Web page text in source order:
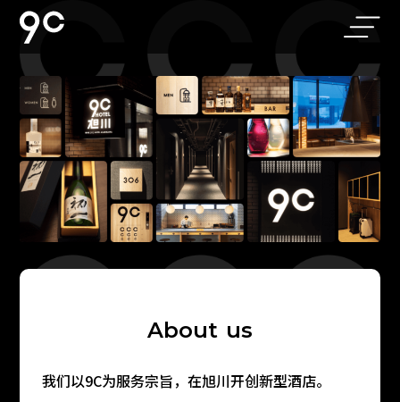
Home Morning
About us Cafe&Bar
Rooms Access
Bathroom Parking
About us
我们以9C为服务宗旨，在旭川开创新型酒店。